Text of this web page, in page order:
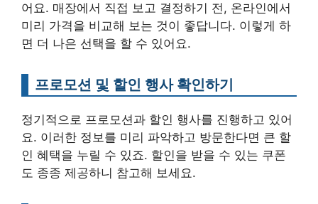
어요. 매장에서 직접 보고 결정하기 전, 온라인에서
미리 가격을 비교해 보는 것이 좋답니다. 이렇게 하
면 더 나은 선택을 할 수 있어요.
프로모션 및 할인 행사 확인하기
정기적으로 프로모션과 할인 행사를 진행하고 있어
요. 이러한 정보를 미리 파악하고 방문한다면 큰 할
인 혜택을 누릴 수 있죠. 할인을 받을 수 있는 쿠폰
도 종종 제공하니 참고해 보세요.